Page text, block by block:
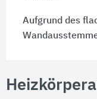
Aufgrund des